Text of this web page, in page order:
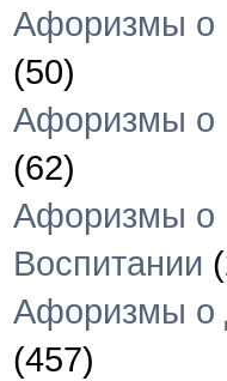
Афоризмы о
(50)
Афоризмы о
(62)
Афоризмы о
Воспитании
Афоризмы о
(457)